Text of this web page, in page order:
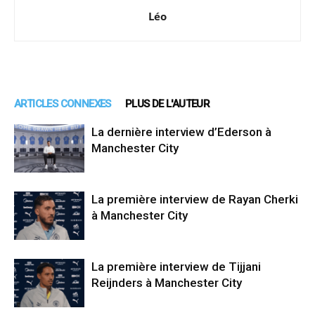
Léo
ARTICLES CONNEXES PLUS DE L'AUTEUR
La dernière interview d’Ederson à
Manchester City
La première interview de Rayan Cherki
à Manchester City
La première interview de Tijjani
Reijnders à Manchester City